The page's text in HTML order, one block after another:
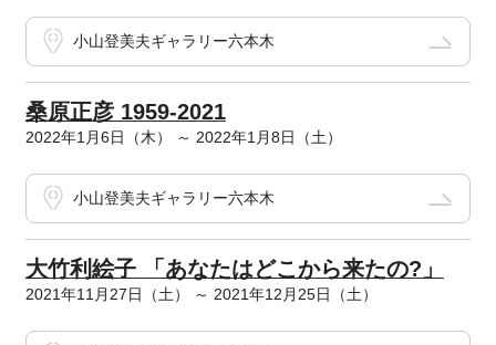
小山登美夫ギャラリー六本木
桑原正彦 1959-2021
2022年1月6日（木） ～ 2022年1月8日（土）
小山登美夫ギャラリー六本木
大竹利絵子 「あなたはどこから来たの?」
2021年11月27日（土） ～ 2021年12月25日（土）